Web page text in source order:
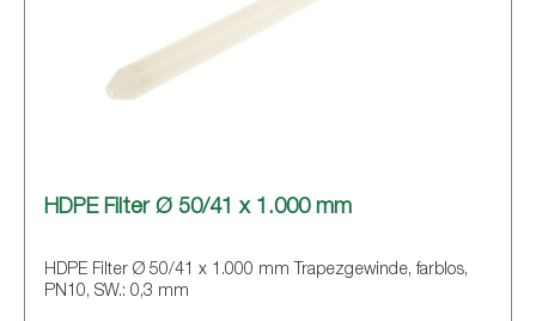
HDPE Filter Ø 50/41 x 1.000 mm
HDPE Filter Ø 50/41 x 1.000 mm Trapezgewinde, farblos,
PN10, SW.: 0,3 mm